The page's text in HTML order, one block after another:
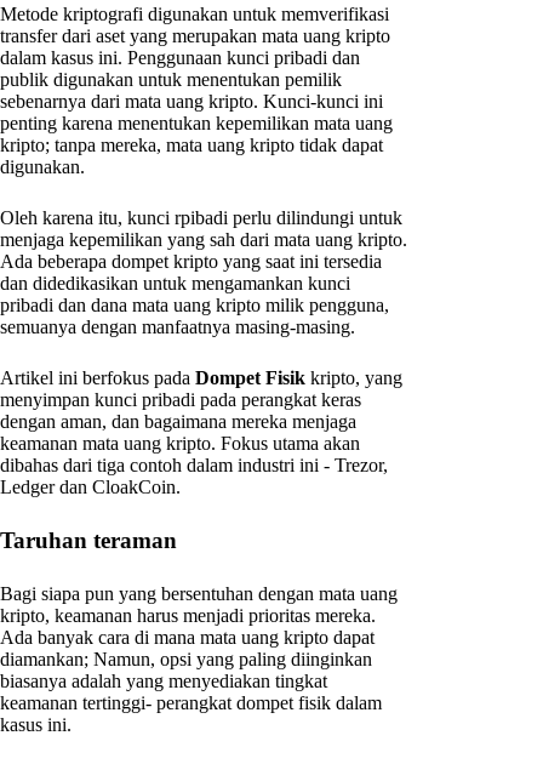
Metode kriptografi digunakan untuk memverifikasi
transfer dari aset yang merupakan mata uang kripto
dalam kasus ini. Penggunaan kunci pribadi dan
publik digunakan untuk menentukan pemilik
sebenarnya dari mata uang kripto. Kunci-kunci ini
penting karena menentukan kepemilikan mata uang
kripto; tanpa mereka, mata uang kripto tidak dapat
digunakan.
Oleh karena itu, kunci rpibadi perlu dilindungi untuk
menjaga kepemilikan yang sah dari mata uang kripto.
Ada beberapa dompet kripto yang saat ini tersedia
dan didedikasikan untuk mengamankan kunci
pribadi dan dana mata uang kripto milik pengguna,
semuanya dengan manfaatnya masing-masing.
Artikel ini berfokus pada Dompet Fisik kripto, yang
menyimpan kunci pribadi pada perangkat keras
dengan aman, dan bagaimana mereka menjaga
keamanan mata uang kripto. Fokus utama akan
dibahas dari tiga contoh dalam industri ini - Trezor,
Ledger dan CloakCoin.
Taruhan teraman
Bagi siapa pun yang bersentuhan dengan mata uang
kripto, keamanan harus menjadi prioritas mereka.
Ada banyak cara di mana mata uang kripto dapat
diamankan; Namun, opsi yang paling diinginkan
biasanya adalah yang menyediakan tingkat
keamanan tertinggi- perangkat dompet fisik dalam
kasus ini.